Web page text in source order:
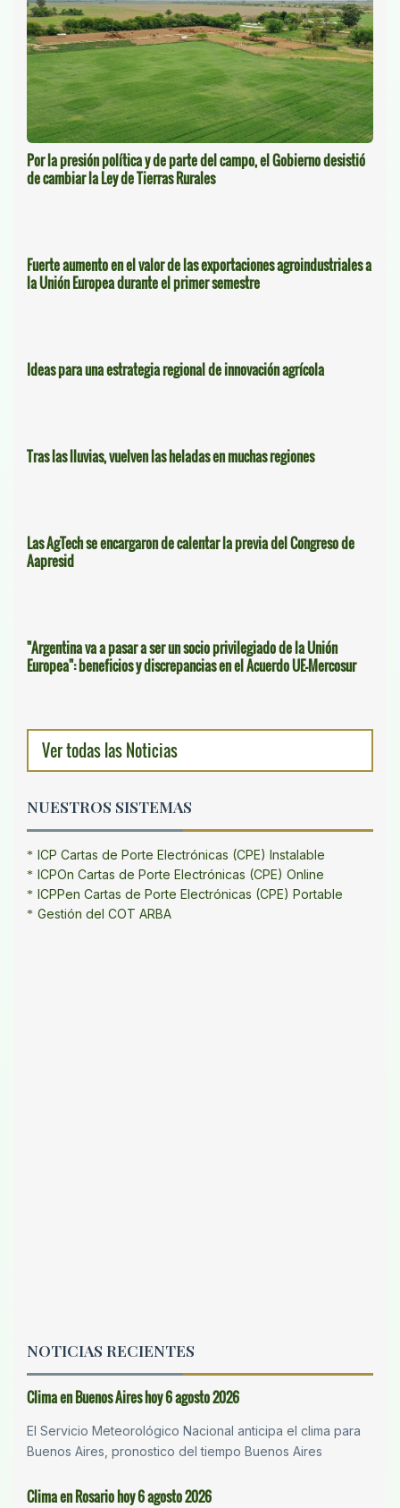
Por la presión política y de parte del campo, el Gobierno desistió
de cambiar la Ley de Tierras Rurales
Fuerte aumento en el valor de las exportaciones agroindustriales a
la Unión Europea durante el primer semestre
Ideas para una estrategia regional de innovación agrícola
Tras las lluvias, vuelven las heladas en muchas regiones
Las AgTech se encargaron de calentar la previa del Congreso de
Aapresid
"Argentina va a pasar a ser un socio privilegiado de la Unión
Europea": beneficios y discrepancias en el Acuerdo UE-Mercosur
Ver todas las Noticias
NUESTROS SISTEMAS
ICP Cartas de Porte Electrónicas (CPE) Instalable
ICPOn Cartas de Porte Electrónicas (CPE) Online
ICPPen Cartas de Porte Electrónicas (CPE) Portable
Gestión del COT ARBA
NOTICIAS RECIENTES
Clima en Buenos Aires hoy 6 agosto 2026
El Servicio Meteorológico Nacional anticipa el clima para
Buenos Aires, pronostico del tiempo Buenos Aires
Clima en Rosario hoy 6 agosto 2026